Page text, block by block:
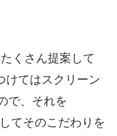
くさん提案して
けてはスクリーン
で、それを
てそのこだわりを